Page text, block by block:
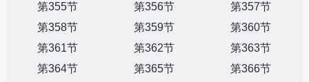
第355节
第356节
第357节
第358节
第359节
第360节
第361节
第362节
第363节
第364节
第365节
第366节